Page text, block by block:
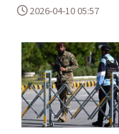
2026-04-10 05:57